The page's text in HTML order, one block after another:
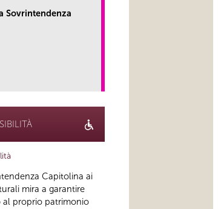
Sovrintendenza
Capitolina ai
mira a garantire
al proprio patrimonio